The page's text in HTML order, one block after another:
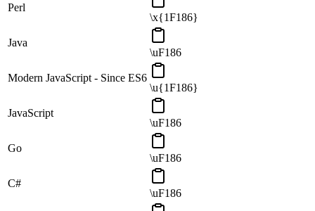
Perl
\x{1F186}
Java
\uF186
Modern JavaScript - Since ES6
\u{1F186}
JavaScript
\uF186
Go
\uF186
C#
\uF186